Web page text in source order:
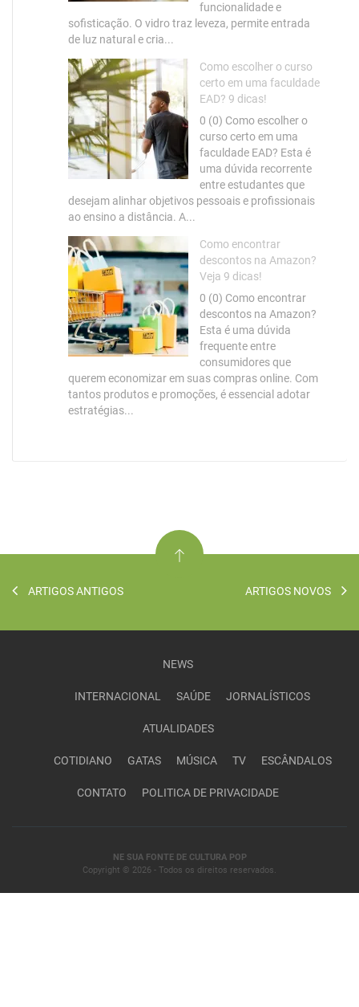
funcionalidade e
sofisticação. O vidro traz leveza, permite entrada
de luz natural e cria...
Como escolher o curso
certo em uma faculdade
EAD? 9 dicas!
0 (0) Como escolher o
curso certo em uma
faculdade EAD? Esta é
uma dúvida recorrente
entre estudantes que
desejam alinhar objetivos pessoais e profissionais
ao ensino a distância. A...
Como encontrar
descontos na Amazon?
Veja 9 dicas!
0 (0) Como encontrar
descontos na Amazon?
Esta é uma dúvida
frequente entre
consumidores que
querem economizar em suas compras online. Com
tantos produtos e promoções, é essencial adotar
estratégias...
ARTIGOS ANTIGOS ARTIGOS NOVOS
NEWS
INTERNACIONAL SAÚDE JORNALÍSTICOS
ATUALIDADES
COTIDIANO GATAS MÚSICA TV ESCÂNDALOS
CONTATO POLITICA DE PRIVACIDADE
NE SUA FONTE DE CULTURA POP
Copyright © 2026 - Todos os direitos reservados.